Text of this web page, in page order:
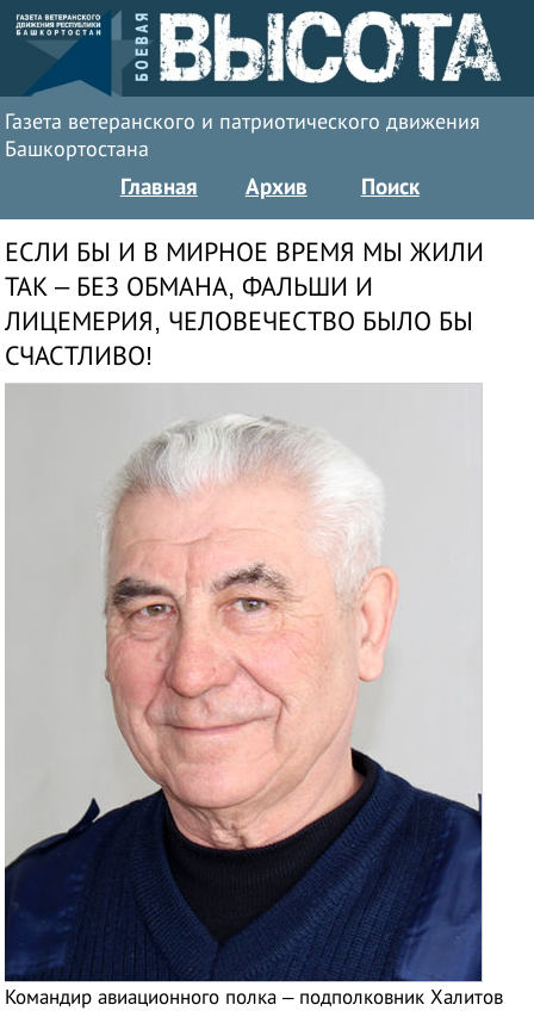
Газета ветеранского и патриотического движения
Башкортостана
Главная Архив Поиск
ЕСЛИ БЫ И В МИРНОЕ ВРЕМЯ МЫ ЖИЛИ
ТАК – БЕЗ ОБМАНА, ФАЛЬШИ И
ЛИЦЕМЕРИЯ, ЧЕЛОВЕЧЕСТВО БЫЛО БЫ
СЧАСТЛИВО!
Командир авиационного полка – подполковник Халитов